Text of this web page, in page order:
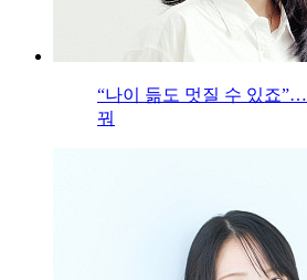
“나이 듦도 멋질 수 있죠
꿔